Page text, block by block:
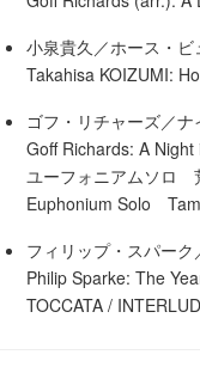
小泉貴久／ホース・ビ
Takahisa KOIZUMI:
ゴフ・リチャーズ／
Goff Richards: A Night
ユーフォニアムソロ
Euphonium Solo
フィリップ・スパー
Philip Sparke: The
TOCCATA /